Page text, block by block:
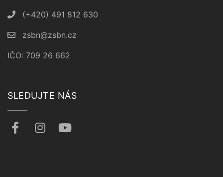
(+420) 491 812 630
zsbn@zsbn.cz
IČO: 709 26 662
SLEDUJTE NÁS